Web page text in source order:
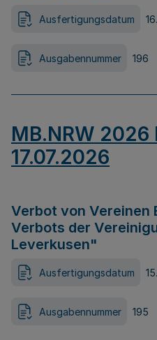
Ausfertigungsdatum
Ausgabennummer 196
MB.NRW 2026
17.07.2026
Verbot von Vereinen
Verbots der
Leverkusen"
Ausfertigungsdatum
Ausgabennummer 195